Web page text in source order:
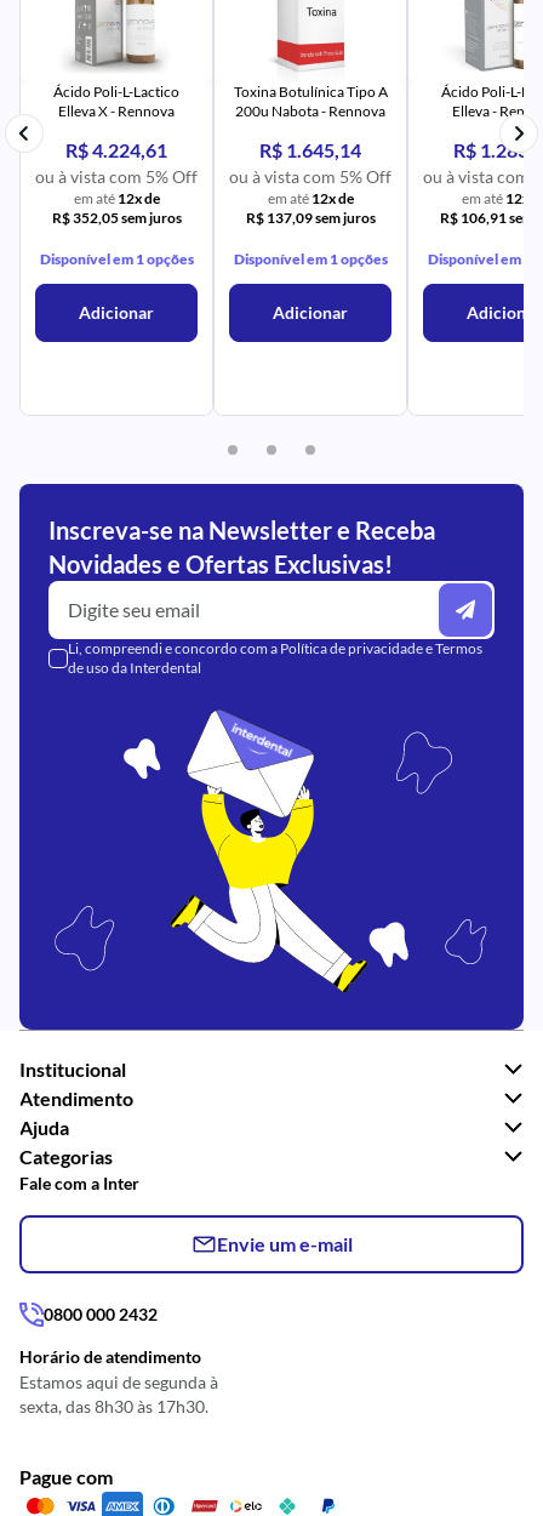
UR
Ácido Poli-L-Lactico
Elleva X - Rennova
R$ 4.224,61
ou à vista com 5% Off
em até 12x de
R$ 352,05 sem juros
Disponível em 1 opções
Adicionar
Toxina Botulínica Tipo A
200u Nabota - Rennova
R$ 1.645,14
ou à vista com 5% Off
em até 12x de
R$ 137,09 sem juros
Disponível em 1 opções
Adicionar
UR
Ácido Poli-L-
Elleva -
R$
ou à vista com
em até 12x
R$ 106,91 sem
Disponível em 1
Adicionar
Inscreva-se na Newsletter e Receba
Novidades e Ofertas Exclusivas!
Li, compreendi e concordo com a Política de privacidadeeTermos
de usoda Interdental
Institucional
Atendimento
Ajuda
Categorias
Fale com a Inter
Envie um e-mail
0800 000 2432
Horário de atendimento
Estamos aqui de segunda à
sexta, das 8h30 às 17h30.
Pague com